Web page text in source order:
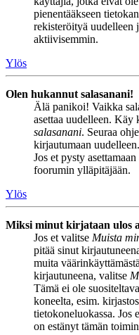
pienentääkseen
rekisteröityä uudelleen
aktiivisemmin.
Ylös
Olen hukannut salasanani!
Älä panikoi! Vaikka
asettaa uudelleen.
salasanani. Seuraa
kirjautumaan uudelleen.
Jos et pysty
foorumin ylläpitäjään.
Ylös
Miksi minut kirjataan ulos
Jos et valitse Muista
pitää sinut
muita
kirjautuneena, valitse
Tämä ei ole
koneelta, esim.
tietokoneluokassa. Jos
on estänyt tämän